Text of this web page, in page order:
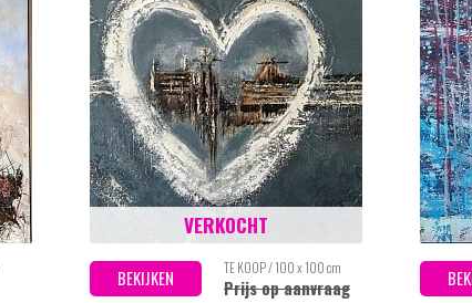
BEKIJKEN TE KOOP / 100 x 100 cm
Prijs op aanvraag
VERKOCHT